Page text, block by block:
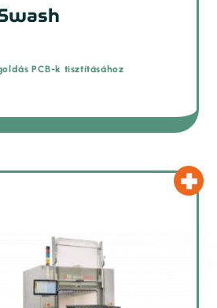
PCB-k tisztításához